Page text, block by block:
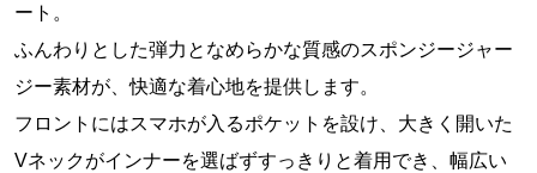
ート。
ふんわりとした弾力となめらかな質感のスポンジージャー
ジー素材が、快適な着心地を提供します。
フロントにはスマホが入るポケットを設け、大きく開いた
Vネックがインナーを選ばずすっきりと着用でき、幅広い